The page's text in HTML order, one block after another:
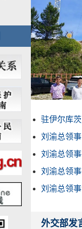
驻伊尔库
刘渝总领
刘渝总领
刘渝总领
刘渝总领
外交部发